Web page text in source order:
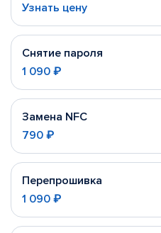
Узнать цену
Снятие пароля
1 090 ₽
Замена NFC
790 ₽
Перепрошивка
1 090 ₽